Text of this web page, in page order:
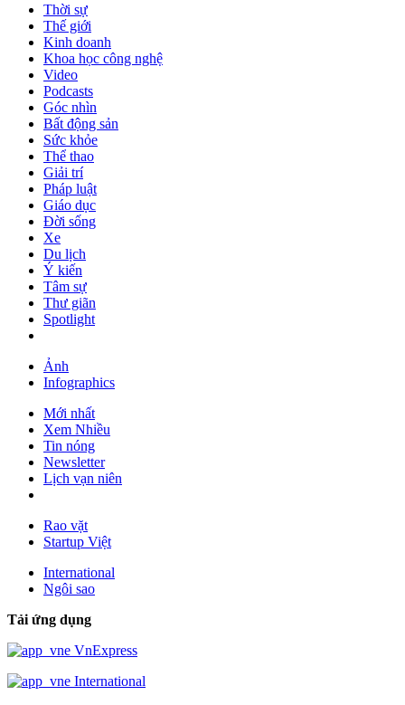
Thời sự
Thế giới
Kinh doanh
Khoa học công nghệ
Video
Podcasts
Góc nhìn
Bất động sản
Sức khỏe
Thể thao
Giải trí
Pháp luật
Giáo dục
Đời sống
Xe
Du lịch
Ý kiến
Tâm sự
Thư giãn
Spotlight
Ảnh
Infographics
Mới nhất
Xem Nhiều
Tin nóng
Newsletter
Lịch vạn niên
Rao vặt
Startup Việt
International
Ngôi sao
Tải ứng dụng
VnExpress
International